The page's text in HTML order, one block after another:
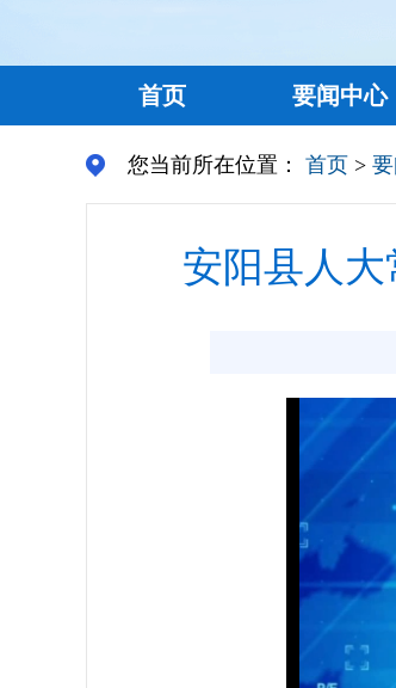
首页 要闻中心
您当前所在位置： 首页 >
安阳县人